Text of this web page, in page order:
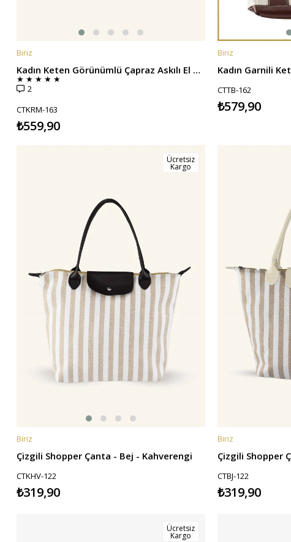
SEPETE EKLE
Biriz
Kadın Keten Görünümlü Çapraz Askılı El Çantası - Krem
★ ★ ★ ★ ★
2
CTKRM-163
₺559,90
SEPETE EKLE
Biriz
CTTB-162
₺579,90
SEPETE EKLE
Ücretsiz
Kargo
Biriz
Çizgili Shopper Çanta - Bej - Kahverengi
CTKHV-122
₺319,90
SEPETE EKLE
Biriz
Çizgili Shopper
CTBJ-122
₺319,90
Ücretsiz
Kargo